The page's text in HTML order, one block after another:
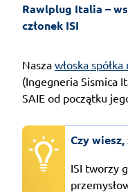
Rawlplug Italia –
członek ISI
Nasza włoska
(Ingegneria Sismica
SAIE od początku
Czy wiesz,
ISI tworzy